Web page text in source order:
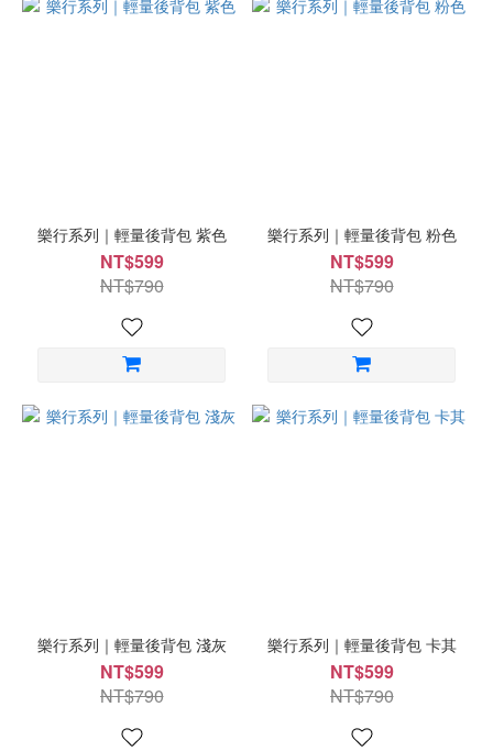
樂行系列｜輕量後背包 紫色
NT$599
NT$790
樂行系列｜輕量後背包 粉色
NT$599
NT$790
樂行系列｜輕量後背包 淺灰
NT$599
NT$790
樂行系列｜輕量後背包 卡其
NT$599
NT$790